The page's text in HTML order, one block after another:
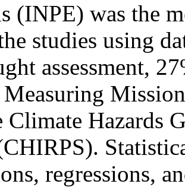
(INPE) was the
studies using
assessment,
Climate Hazards
regressions,